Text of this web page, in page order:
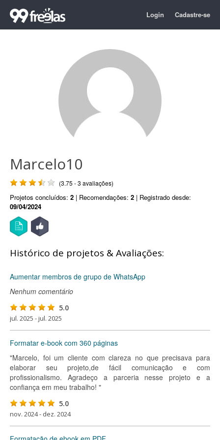
Login Cadastre-se
Marcelo10
(3.75 - 3 avaliações)
Projetos concluídos: 2 | Recomendações: 2 | Registrado desde:
09/04/2024
Histórico de projetos & Avaliações:
Aumentar membros de grupo de WhatsApp
Nenhum comentário
5.0
jul. 2025 - jul. 2025
Formatar e-book com 360 páginas
"Marcelo, foi um cliente com clareza no que precisava para
elaborar seu projeto,de fácil comunicação e com
profissionalismo. Agradeço a parceria nesse projeto e a
confiança em meu trabalho! "
5.0
nov. 2024 - dez. 2024